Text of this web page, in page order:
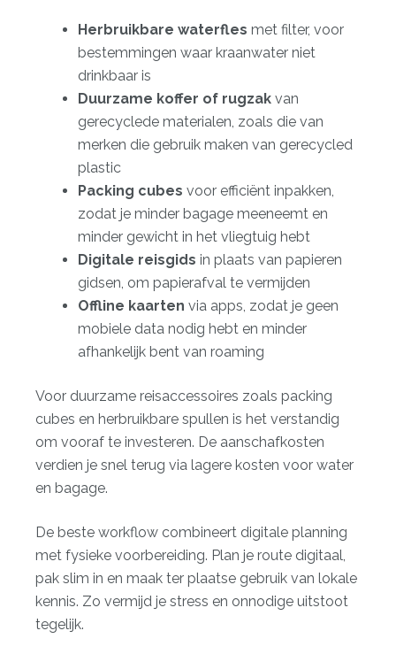
Herbruikbare waterfles met filter, voor
bestemmingen waar kraanwater niet
drinkbaar is
Duurzame koffer of rugzak van
gerecyclede materialen, zoals die van
merken die gebruik maken van gerecycled
plastic
Packing cubes voor efficiënt inpakken,
zodat je minder bagage meeneemt en
minder gewicht in het vliegtuig hebt
Digitale reisgids in plaats van papieren
gidsen, om papierafval te vermijden
Offline kaarten via apps, zodat je geen
mobiele data nodig hebt en minder
afhankelijk bent van roaming
Voor duurzame reisaccessoires zoals packing
cubes en herbruikbare spullen is het verstandig
om vooraf te investeren. De aanschafkosten
verdien je snel terug via lagere kosten voor water
en bagage.
De beste workflow combineert digitale planning
met fysieke voorbereiding. Plan je route digitaal,
pak slim in en maak ter plaatse gebruik van lokale
kennis. Zo vermijd je stress en onnodige uitstoot
tegelijk.